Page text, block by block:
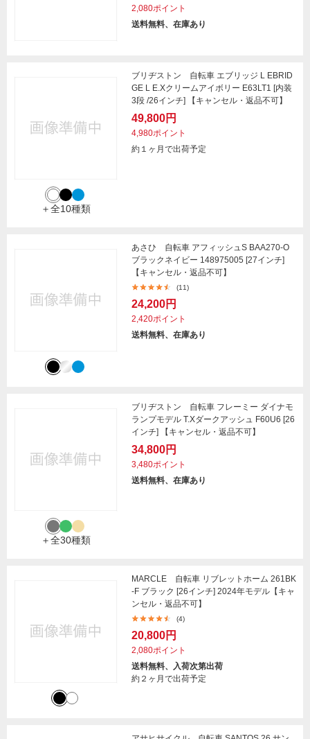
2,080ポイント
送料無料、在庫あり
＋全10種類
ブリヂストン 自転車 エブリッジ L EBRID
GE L E.Xクリームアイボリー E63LT1 [内装
3段 /26インチ] 【キャンセル・返品不可】
49,800円
4,980ポイント
約１ヶ月で出荷予定
あさひ 自転車 アフィッシュS BAA270-O
ブラックネイビー 148975005 [27インチ]
【キャンセル・返品不可】
(11)
24,200円
2,420ポイント
送料無料、在庫あり
＋全30種類
ブリヂストン 自転車 フレーミー ダイナモ
ランプモデル T.Xダークアッシュ F60U6 [26
インチ] 【キャンセル・返品不可】
34,800円
3,480ポイント
送料無料、在庫あり
MARCLE 自転車 リブレットホーム 261BK
-F ブラック [26インチ] 2024年モデル【キャ
ンセル・返品不可】
(4)
20,800円
2,080ポイント
送料無料、入荷次第出荷
約２ヶ月で出荷予定